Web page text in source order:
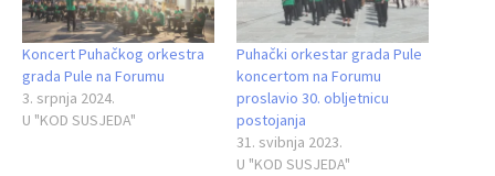
Koncert Puhačkog orkestra
grada Pule na Forumu
3. srpnja 2024.
U "KOD SUSJEDA"
Puhački orkestar grada Pule
koncertom na Forumu
proslavio 30. obljetnicu
postojanja
31. svibnja 2023.
U "KOD SUSJEDA"